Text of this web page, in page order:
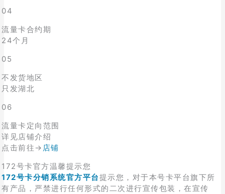
04
流量卡合约期
24个月
05
不发货地区
只发湖北
06
流量卡定向范围
详见店铺介绍
点击前往→ 店铺
172号卡官方温馨提示您
172号卡分销系统官方平台提示您，对于本号卡平台旗下所
有产品，严禁进行任何形式的二次进行宣传包装，在宣传